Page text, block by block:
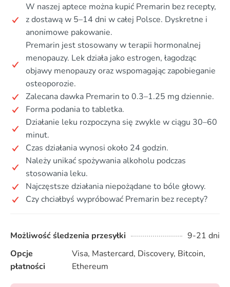
W naszej aptece można kupić Premarin bez recepty,
z dostawą w 5–14 dni w całej Polsce. Dyskretne i
anonimowe pakowanie.
Premarin jest stosowany w terapii hormonalnej
menopauzy. Lek działa jako estrogen, łagodząc
objawy menopauzy oraz wspomagając zapobieganie
osteoporozie.
Zalecana dawka Premarin to 0.3–1.25 mg dziennie.
Forma podania to tabletka.
Działanie leku rozpoczyna się zwykle w ciągu 30–60
minut.
Czas działania wynosi około 24 godzin.
Należy unikać spożywania alkoholu podczas
stosowania leku.
Najczęstsze działania niepożądane to bóle głowy.
Czy chciałbyś wypróbować Premarin bez recepty?
Możliwość śledzenia przesyłki
9-21 dni
Opcje
płatności
Visa, Mastercard, Discovery, Bitcoin,
Ethereum